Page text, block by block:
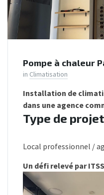
Pompe à chaleur
in Climatisation
Installation de
dans une agence
Type de projet
Local professionnel /
Un défi relevé par ITSS